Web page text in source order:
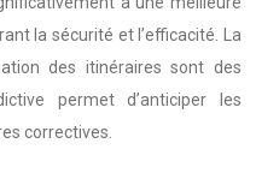
la sécurité et l’efficacité. La
des itinéraires sont des
permet d’anticiper les
correctives.